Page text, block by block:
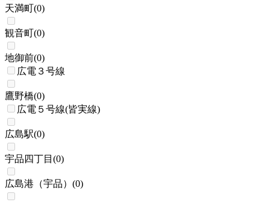
天満町(0)
観音町(0)
地御前(0)
広電３号線
鷹野橋(0)
広電５号線(皆実線)
広島駅(0)
宇品四丁目 (0)
広島港（宇品） (0)